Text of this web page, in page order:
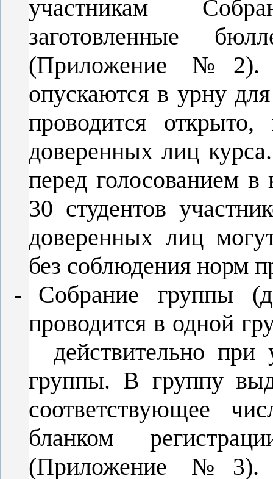
участникам
заготовленные
(Приложение №2).
опускаются в урну
проводится
доверенных лиц
перед голосованием в
30 студентов
доверенных лиц
без соблюдения норм
-
Собрание группы
проводится в одной
действительно
группы. В группу
соответствующее
бланком
(Приложение №3).